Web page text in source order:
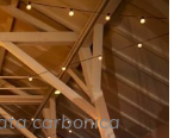
carbonica